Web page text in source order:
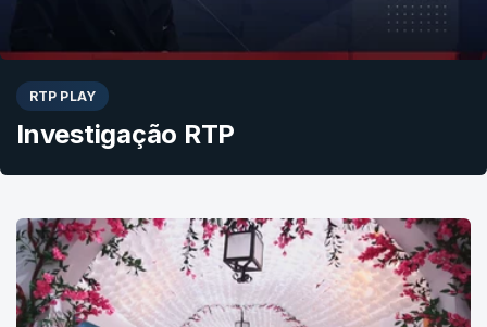
RTP PLAY
Investigação RTP